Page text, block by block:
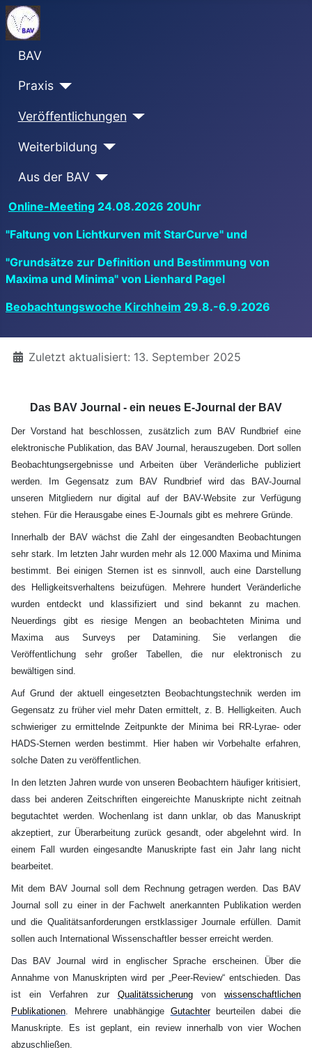
BAV
Praxis
Veröffentlichungen
Weiterbildung
Aus der BAV
Online-Meeting 24.08.2026 20Uhr
"Faltung von Lichtkurven mit StarCurve" und
"Grundsätze zur Definition und Bestimmung von
Maxima und Minima" von Lienhard Pagel
Beobachtungswoche Kirchheim 29.8.-6.9.2026
DetailsZuletzt aktualisiert: 13. September 2025
Das BAV Journal - ein neues E-Journal der BAV
Der Vorstand hat beschlossen, zusätzlich zum BAV Rundbrief eine
elektronische Publikation, das BAV Journal, herauszugeben. Dort sollen
Beobachtungsergebnisse und Arbeiten über Veränderliche publiziert
werden. Im Gegensatz zum BAV Rundbrief wird das BAV-Journal
unseren Mitgliedern nur digital auf der BAV-Website zur Verfügung
stehen. Für die Herausgabe eines E-Journals gibt es mehrere Gründe.
Innerhalb der BAV wächst die Zahl der eingesandten Beobachtungen
sehr stark. Im letzten Jahr wurden mehr als 12.000 Maxima und Minima
bestimmt. Bei einigen Sternen ist es sinnvoll, auch eine Darstellung
des Helligkeitsverhaltens beizufügen. Mehrere hundert Veränderliche
wurden entdeckt und klassifiziert und sind bekannt zu machen.
Neuerdings gibt es riesige Mengen an beobachteten Minima und
Maxima aus Surveys per Datamining. Sie verlangen die
Veröffentlichung sehr großer Tabellen, die nur elektronisch zu
bewältigen sind.
Auf Grund der aktuell eingesetzten Beobachtungstechnik werden im
Gegensatz zu früher viel mehr Daten ermittelt, z. B. Helligkeiten. Auch
schwieriger zu ermittelnde Zeitpunkte der Minima bei RR-Lyrae- oder
HADS-Sternen werden bestimmt. Hier haben wir Vorbehalte erfahren,
solche Daten zu veröffentlichen.
In den letzten Jahren wurde von unseren Beobachtern häufiger kritisiert,
dass bei anderen Zeitschriften eingereichte Manuskripte nicht zeitnah
begutachtet werden. Wochenlang ist dann unklar, ob das Manuskript
akzeptiert, zur Überarbeitung zurück gesandt, oder abgelehnt wird. In
einem Fall wurden eingesandte Manuskripte fast ein Jahr lang nicht
bearbeitet.
Mit dem BAV Journal soll dem Rechnung getragen werden. Das BAV
Journal soll zu einer in der Fachwelt anerkannten Publikation werden
und die Qualitätsanforderungen erstklassiger Journale erfüllen. Damit
sollen auch International Wissenschaftler besser erreicht werden.
Das BAV Journal wird in englischer Sprache erscheinen. Über die
Annahme von Manuskripten wird per „Peer-Review“ entschieden. Das
ist ein Verfahren zur Qualitätssicherungvonwissenschaftlichen
Publikationen . Mehrere unabhängige Gutachterbeurteilen dabei die
Manuskripte. Es ist geplant, ein review innerhalb von vier Wochen
abzuschließen.